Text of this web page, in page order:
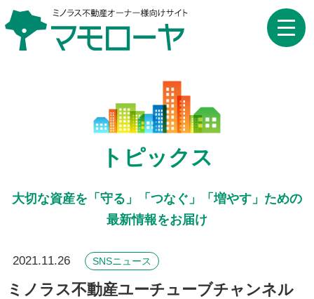
toggle
トピックス
大切な資産を「守る」「つなぐ」「増やす」ための
最新情報をお届け
2021.11.26 SNSニュース
ミノラス不動産ユーチューブチャンネル